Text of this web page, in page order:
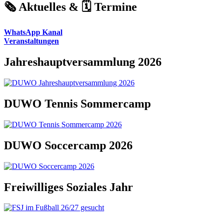
🗞️ Aktuelles & 🗓️ Termine
WhatsApp Kanal
Veranstaltungen
Jahreshauptversammlung 2026
DUWO Tennis Sommercamp
DUWO Soccercamp 2026
Freiwilliges Soziales Jahr